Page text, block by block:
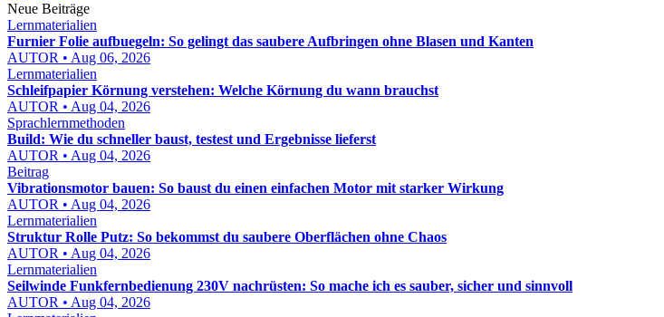
Neue Beiträge
Lernmaterialien
Furnier Folie aufbuegeln: So gelingt das saubere Aufbringen ohne Blasen und Kanten
AUTOR • Aug 06, 2026
Lernmaterialien
Schleifpapier Körnung verstehen: Welche Körnung du wann brauchst
AUTOR • Aug 04, 2026
Sprachlernmethoden
Build: Wie du schneller baust, testest und Ergebnisse lieferst
AUTOR • Aug 04, 2026
Beitrag
Vibrationsmotor bauen: So baust du einen einfachen Motor mit starker Wirkung
AUTOR • Aug 04, 2026
Lernmaterialien
Struktur Rolle Putz: So bekommst du saubere Oberflächen ohne Chaos
AUTOR • Aug 04, 2026
Lernmaterialien
Seilwinde Funkfernbedienung 230V nachrüsten: So mache ich es sauber, sicher und sinnvoll
AUTOR • Aug 04, 2026